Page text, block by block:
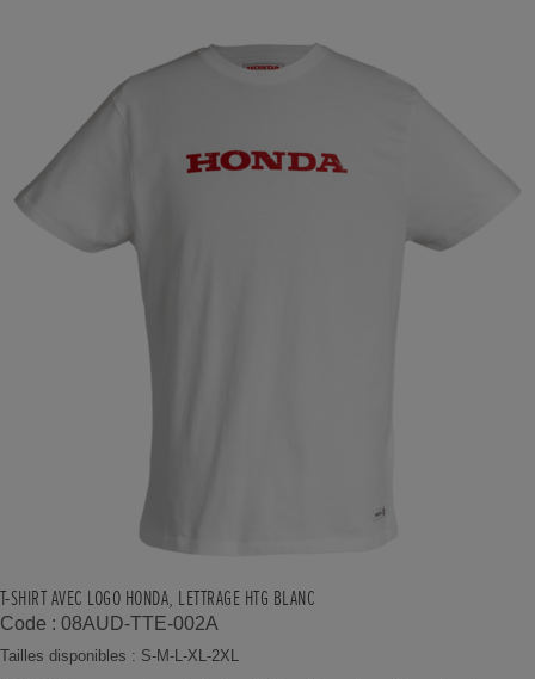
T-SHIRT AVEC LOGO HONDA, LETTRAGE HTG BLANC
Code : 08AUD-TTE-002A
Tailles disponibles : S-M-L-XL-2XL